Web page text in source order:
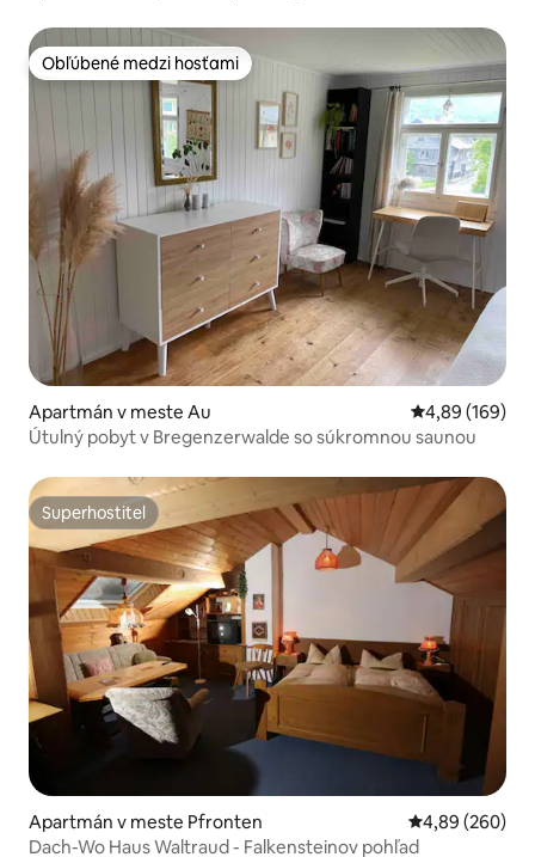
Obľúbené medzi hosťami
Obľúbené medzi hosťami
Apartmán v meste Au Priemerné
4,89 (169)
Útulný pobyt v Bregenzerwalde so súkromnou saunou
Superhostiteľ
Superhostiteľ
Apartmán v meste Pfronten Priemerné
4,89 (260)
Dach-Wo Haus Waltraud - Falkensteinov pohľad